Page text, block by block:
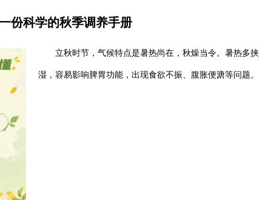
份科学的秋季调养手册
立秋时节，气候特点是暑热尚在，秋燥当令。暑热多挟
湿，容易影响脾胃功能，出现食欲不振、腹胀便溏等问题。